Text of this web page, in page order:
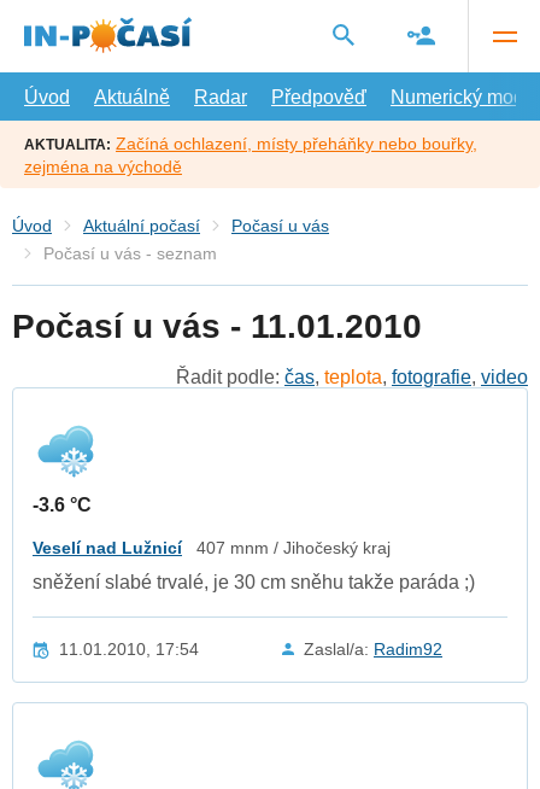
hlavní
Úvod
Aktuálně Radar Předpověď Numerický model
AKTUALITA: Začíná ochlazení, místy přeháňky nebo bouřky,
zejména na východě
Úvod Aktuální počasí
Počasí u vás
Počasí u vás - seznam
Počasí u vás - 11.01.2010
Řadit podle: čas, teplota, fotografie, video
-3.6 °C
Veselí nad Lužnicí 407 mnm / Jihočeský kraj
sněžení slabé trvalé, je 30 cm sněhu takže paráda ;)
11.01.2010, 17:54 Zaslal/a: Radim92